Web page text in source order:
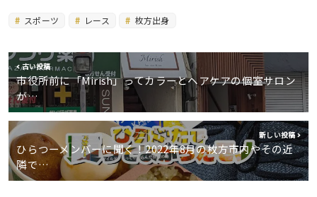
スポーツ レース 枚方出身
古い投稿
市役所前に「Mirish」ってカラーとヘアケアの個室サロン
が…
新しい投稿
ひらつーメンバーに聞く！2022年8月の枚方市内やその近
隣で…